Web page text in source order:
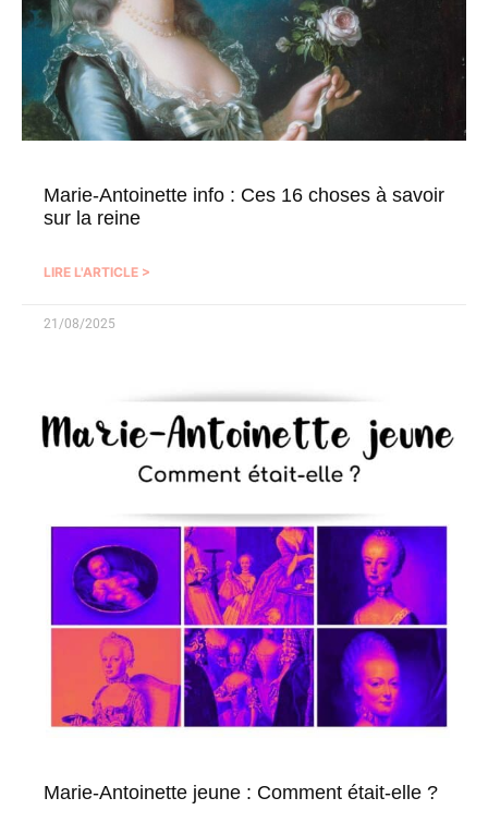
Marie-Antoinette info : Ces 16 choses à savoir
sur la reine
LIRE L'ARTICLE >
21/08/2025
Marie-Antoinette jeune : Comment était-elle ?